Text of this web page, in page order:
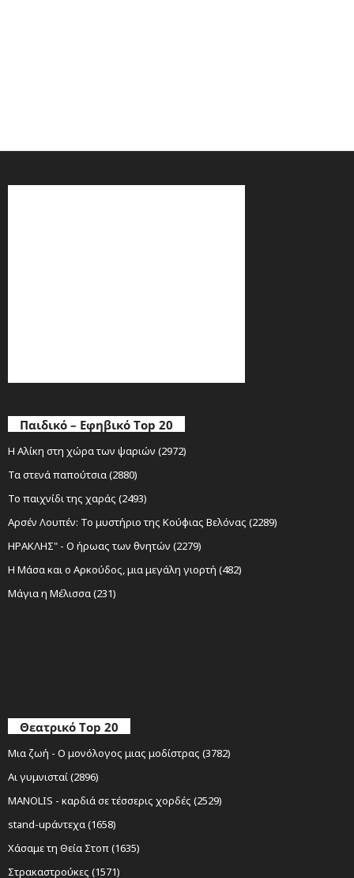
Παιδικό – Εφηβικό Top 20
Η Αλίκη στη χώρα των ψαριών (2972)
Τα στενά παπούτσια (2880)
Το παιχνίδι της χαράς (2493)
Αρσέν Λουπέν: Το μυστήριο της Κούφιας Βελόνας (2289)
ΗΡΑΚΛΗΣ" - Ο ήρωας των θνητών (2279)
Η Μάσα και ο Αρκούδος, μια μεγάλη γιορτή (482)
Μάγια η Μέλισσα (231)
Θεατρικό Top 20
Μια ζωή - Ο μονόλογος μιας μοδίστρας (3782)
Αι γυμνισταί (2896)
MANOLIS - καρδιά σε τέσσερις χορδές (2529)
stand-upάντεχα (1658)
Χάσαμε τη Θεία Στοπ (1635)
Στρακαστρούκες (1571)